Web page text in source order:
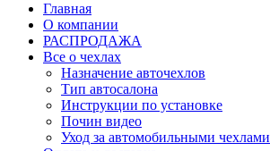
Главная
О компании
РАСПРОДАЖА
Все о чехлах
Назначение авточехлов
Тип автосалона
Инструкции по установке
Почин видео
Уход за автомобильными чехлами